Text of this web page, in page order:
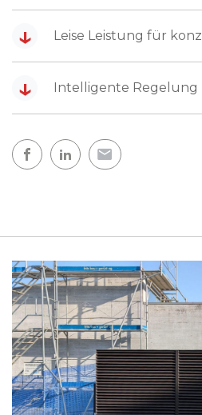
↓ Leise Leistung für
↓ Intelligente Regelung